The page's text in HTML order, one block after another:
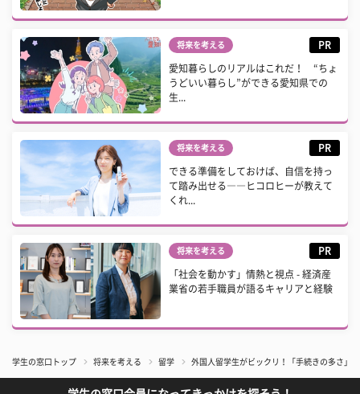
将来を考える PR
愛知暮らしのリアルはこれだ！ “ちょ
うどいい暮らし”ができる愛知県での
生...
将来を考える PR
できる準備をしておけば、自信を持っ
て踏み出せる――ヒコロヒーが教えて
くれ...
将来を考える PR
「社会を動かす」情熱と視点 - 経済産
業省の若手職員が語るキャリアと経験
学生の窓口トップ 将来を考える 留学 外国人留学生がビックリ！「手続きの多さ」